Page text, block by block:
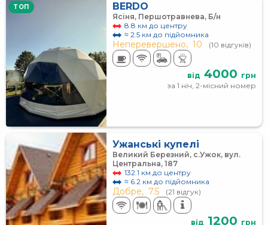
TOП BERDO
Ясіня, Першотравнева, Б/н
8.8 км до центру
≈ 2.5 км до підйомника
Неперевершено, 10 (10 відгуків)
від 4000 грн
за 1 ніч, 2-місний номер
Ужанські купелі
Великий Березний, с.Ужок, вул.
Центральна, 187
132.1 км до центру
≈ 6.2 км до підйомника
Добре, 7.5 (21 відгук)
від 1200 грн